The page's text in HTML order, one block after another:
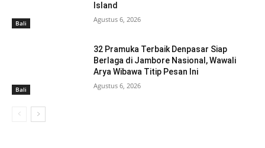
Bali
Island
Agustus 6, 2026
Bali
32 Pramuka Terbaik Denpasar Siap
Berlaga di Jambore Nasional, Wawali
Arya Wibawa Titip Pesan Ini
Agustus 6, 2026